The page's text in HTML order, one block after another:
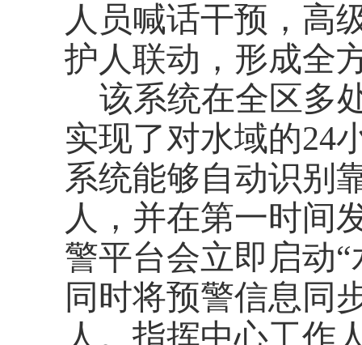
人员喊话干预，高
护人联动，形成全
该系统在全区多
实现了对水域的24
系统能够自动识别
人，并在第一时间
警平台会立即启动
同时将预警信息同
人。指挥中心工作